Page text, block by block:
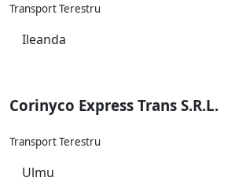
Transport Terestru
Ileanda
Corinyco Express Trans S.R.L.
Transport Terestru
Ulmu